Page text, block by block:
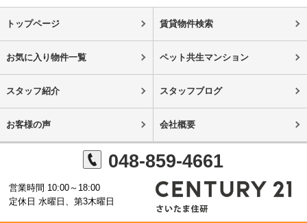
トップページ 賃貸物件検索
お気に入り物件一覧 ペット共生マンション
スタッフ紹介 スタッフブログ
お客様の声 会社概要
048-859-4661
営業時間 10:00～18:00
定休日 水曜日、第3木曜日